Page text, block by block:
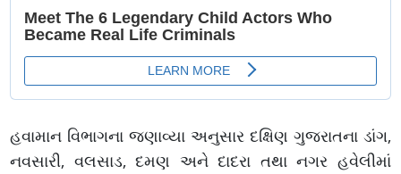
હવામાન વિભાગના જણાવ્યા અનુસાર દક્ષિણ ગુજરાતના ડાંગ,
નવસારી, વલસાડ, દમણ અને દાદરા તથા નગર હવેલીમાં